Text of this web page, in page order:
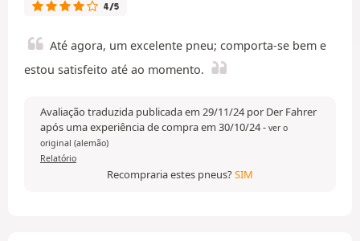
4/5
Até agora, um excelente pneu; comporta-se bem e
estou satisfeito até ao momento.
Avaliação traduzida publicada em 29/11/24 por Der Fahrer
após uma experiência de compra em 30/10/24- ver o
original (alemão)
Relatório
Recompraria estes pneus?SIM